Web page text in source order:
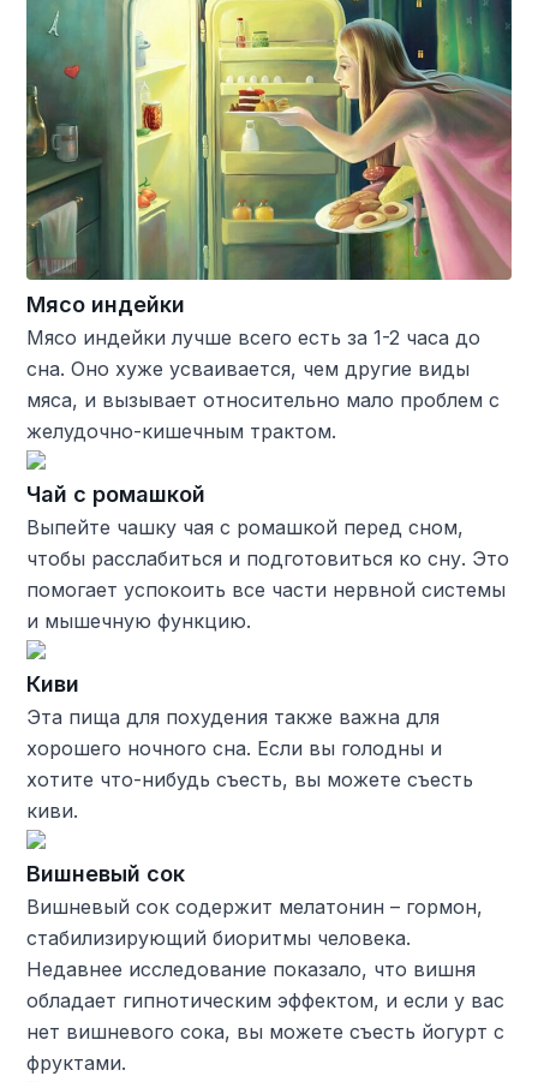
Мясо индейки
Мясо индейки лучше всего есть за 1-2 часа до
сна. Оно хуже усваивается, чем другие виды
мяса, и вызывает относительно мало проблем с
желудочно-кишечным трактом.
Чай с ромашкой
Выпейте чашку чая с ромашкой перед сном,
чтобы расслабиться и подготовиться ко сну. Это
помогает успокоить все части нервной системы
и мышечную функцию.
Киви
Эта пища для похудения также важна для
хорошего ночного сна. Если вы голодны и
хотите что-нибудь съесть, вы можете съесть
киви.
Вишневый сок
Вишневый сок содержит мелатонин – гормон,
стабилизирующий биоритмы человека.
Недавнее исследование показало, что вишня
обладает гипнотическим эффектом, и если у вас
нет вишневого сока, вы можете съесть йогурт с
фруктами.